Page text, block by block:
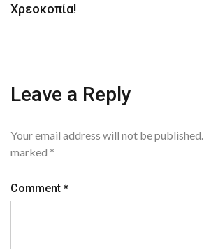
Χρεοκοπία!
Leave a Reply
Your email address will not be published.
marked *
Comment *